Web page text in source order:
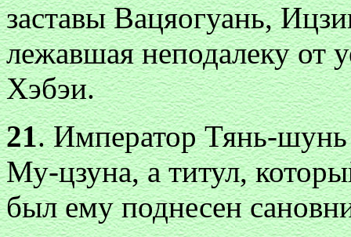
заставы Вацяогуань,
лежавшая неподалеку от
Хэбэи.
21. Император Тянь-
Му-цзуна, а титул,
был ему поднесен